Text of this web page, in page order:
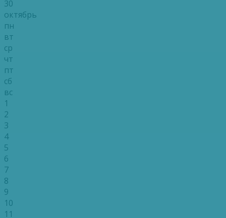
30
октябрь
пн
вт
ср
чт
пт
сб
вс
1
2
3
4
5
6
7
8
9
10
11